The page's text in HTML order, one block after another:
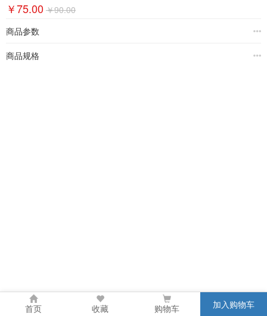
￥75.00 ￥90.00
商品参数
商品规格
首页 收藏 购物车 加入购物车